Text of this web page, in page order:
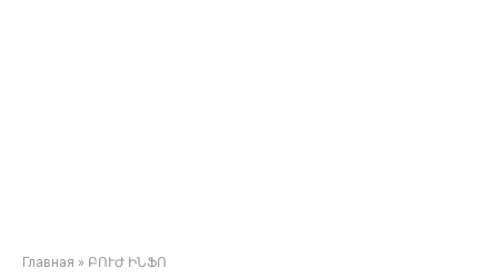
Главная » ԲՈՒԺ ԻՆՖՈ